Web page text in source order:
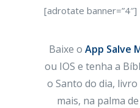
[adrotate banner=”4″]
Baixe o App Salve
ou IOS e tenha a
o Santo do dia,
mais, na palma